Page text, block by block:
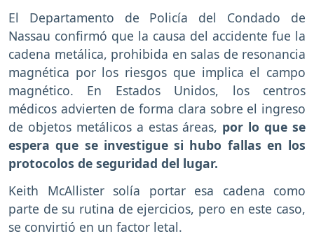
El Departamento de Policía del Condado de
Nassau confirmó que la causa del accidente fue la
cadena metálica, prohibida en salas de resonancia
magnética por los riesgos que implica el campo
magnético. En Estados Unidos, los centros
médicos advierten de forma clara sobre el ingreso
de objetos metálicos a estas áreas, por lo que se
espera que se investigue si hubo fallas en los
protocolos de seguridad del lugar.
Keith McAllister solía portar esa cadena como
parte de su rutina de ejercicios, pero en este caso,
se convirtió en un factor letal.